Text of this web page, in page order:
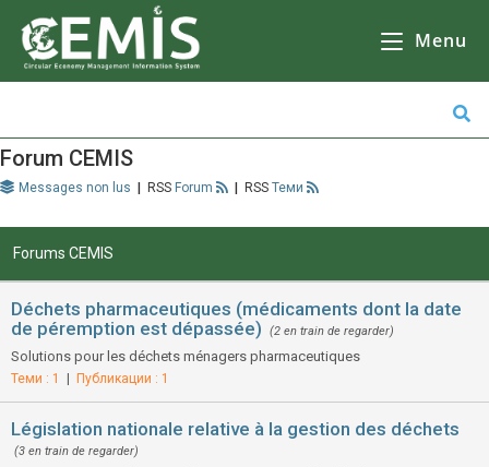
Menu
l'école, de faire des courses ou de faire du shopping.
Forum CEMIS
Messages non lus Forum Теми
Forums CEMIS
Déchets pharmaceutiques (médicaments dont la date
de péremption est dépassée)
(2 en train de regarder)
Solutions pour les déchets ménagers pharmaceutiques
Теми : 1 Публикации : 1
Législation nationale relative à la gestion des déchets
(3 en train de regarder)